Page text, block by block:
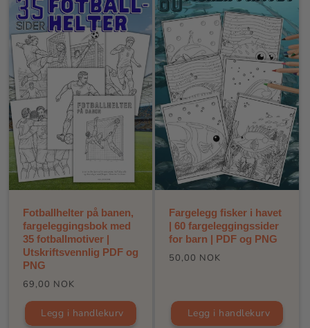
Fotballhelter på banen,
fargeleggingsbok med
35 fotballmotiver |
Utskriftsvennlig PDF og
PNG
Vanlig
pris
69,00 NOK
Legg i handlekurv
Fargelegg fisker i havet
| 60 fargeleggingssider
for barn | PDF og PNG
Vanlig
50,00 NOK
Legg i handlekurv